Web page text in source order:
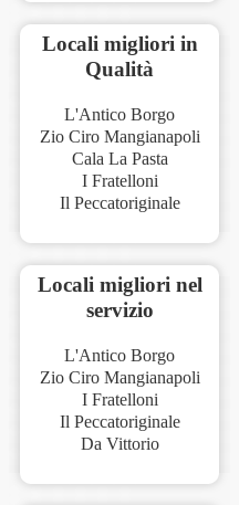
Locali migliori in
Qualità
L'Antico Borgo
Zio Ciro Mangianapoli
Cala La Pasta
I Fratelloni
Il Peccatoriginale
Locali migliori nel
servizio
L'Antico Borgo
Zio Ciro Mangianapoli
I Fratelloni
Il Peccatoriginale
Da Vittorio